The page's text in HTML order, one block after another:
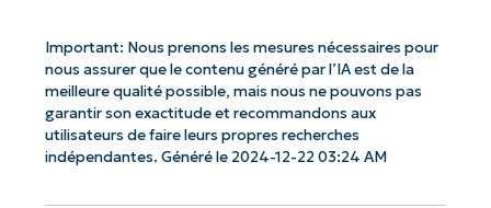
Important: Nous prenons les mesures nécessaires pour
nous assurer que le contenu généré par l’IA est de la
meilleure qualité possible, mais nous ne pouvons pas
garantir son exactitude et recommandons aux
utilisateurs de faire leurs propres recherches
indépendantes. Généré le 2024-12-22 03:24 AM